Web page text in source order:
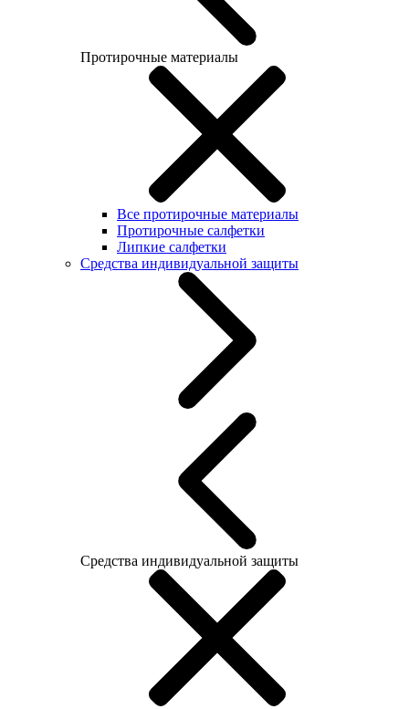
Протирочные материалы
Все протирочные материалы
Протирочные салфетки
Липкие салфетки
Средства индивидуальной защиты
Средства индивидуальной защиты